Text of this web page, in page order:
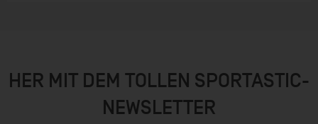
HER MIT DEM TOLLEN SPORTASTIC-
NEWSLETTER